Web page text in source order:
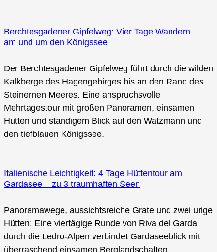
Berchtesgadener Gipfelweg: Vier Tage Wandern
am und um den Königssee
Der Berchtesgadener Gipfelweg führt durch die wilden
Kalkberge des Hagengebirges bis an den Rand des
Steinernen Meeres. Eine anspruchsvolle
Mehrtagestour mit großen Panoramen, einsamen
Hütten und ständigem Blick auf den Watzmann und
den tiefblauen Königssee.
Italienische Leichtigkeit: 4 Tage Hüttentour am
Gardasee – zu 3 traumhaften Seen
Panoramawege, aussichtsreiche Grate und zwei urige
Hütten: Eine viertägige Runde von Riva del Garda
durch die Ledro-Alpen verbindet Gardaseeblick mit
überraschend einsamen Berglandschaften.